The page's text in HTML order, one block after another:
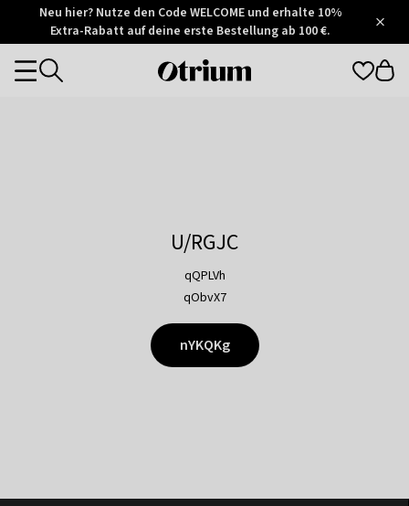
Otrium
Trustpilot
Neu hier? Nutze den Code WELCOME und erhalte 10%
Extra-Rabatt auf deine erste Bestellung ab 100 €.
Otrium
Categories
U/RGJC
qQPLVh
qObvX7
nYKQKg